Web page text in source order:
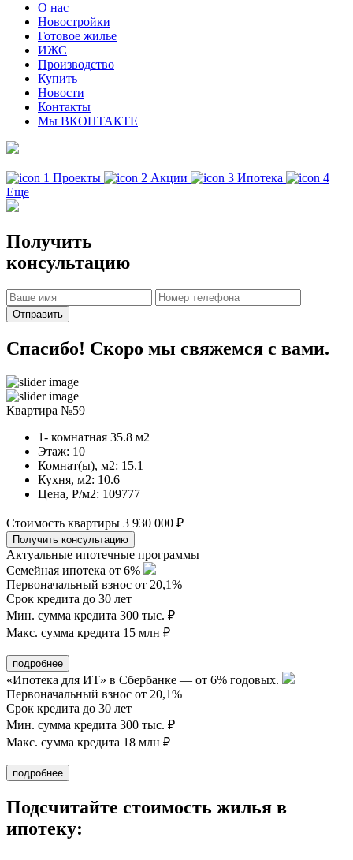
О нас
Новостройки
Готовое жилье
ИЖС
Производство
Купить
Новости
Контакты
Мы ВКОНТАКТЕ
Проекты Акции
Ипотека
Еще
Получить
консультацию
Спасибо! Скоро мы свяжемся с вами.
Квартира №59
1- комнатная 35.8 м2
Этаж: 10
Комнат(ы), м2: 15.1
Кухня, м2: 10.6
Цена, Р/м2: 109777
Стоимость квартиры 3 930 000 ₽
Актуальные ипотечные программы
Семейная ипотека от 6%
Первоначальный взнос от 20,1%
Срок кредита до 30 лет
Мин. сумма кредита 300 тыс. ₽
Макс. сумма кредита 15 млн ₽
«Ипотека для ИТ» в Сбербанке — от 6% годовых.
Первоначальный взнос от 20,1%
Срок кредита до 30 лет
Мин. сумма кредита 300 тыс. ₽
Макс. сумма кредита 18 млн ₽
Подсчитайте стоимость жилья в
ипотеку: